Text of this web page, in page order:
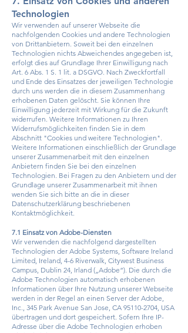
Technologien
Wir verwenden auf unserer Webseite die
nachfolgenden Cookies und andere Technologien
von Drittanbietern. Soweit bei den einzelnen
Technologien nichts Abweichendes angegeben ist,
erfolgt dies auf Grundlage Ihrer Einwilligung nach
Art. 6 Abs. 1 S. 1 lit. a DSGVO. Nach Zweckfortfall
und Ende des Einsatzes der jeweiligen Technologie
durch uns werden die in diesem Zusammenhang
erhobenen Daten gelöscht. Sie können Ihre
Einwilligung jederzeit mit Wirkung für die Zukunft
widerrufen. Weitere Informationen zu Ihren
Widerrufsmöglichkeiten finden Sie in dem
Abschnitt "Cookies und weitere Technologien".
Weitere Informationen einschließlich der Grundlage
unserer Zusammenarbeit mit den einzelnen
Anbietern finden Sie bei den einzelnen
Technologien. Bei Fragen zu den Anbietern und der
Grundlage unserer Zusammenarbeit mit ihnen
wenden Sie sich bitte an die in dieser
Datenschutzerklärung beschriebenen
Kontaktmöglichkeit.
7.1 Einsatz von Adobe-Diensten
Wir verwenden die nachfolgend dargestellten
Technologien der Adobe Systems, Software Ireland
Limited, Ireland, 4-6 Riverwalk, Citywest Business
Campus, Dublin 24, Irland („Adobe“). Die durch die
Adobe Technologien automatisch erhobenen
Informationen über Ihre Nutzung unserer Webseite
werden in der Regel an einen Server der Adobe,
Inc., 345 Park Avenue San Jose, CA 95110-2704 , USA
übertragen und dort gespeichert. Sofern Ihre IP-
Adresse über die Adobe Technologien erhoben